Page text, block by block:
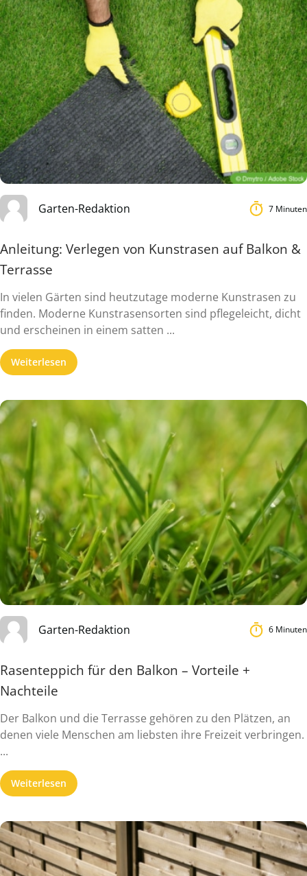
Garten-Redaktion 7 Minuten
Anleitung: Verlegen von Kunstrasen auf Balkon &
Terrasse
In vielen Gärten sind heutzutage moderne Kunstrasen zu
finden. Moderne Kunstrasensorten sind pflegeleicht, dicht
und erscheinen in einem satten ...
Weiterlesen
Garten-Redaktion 6 Minuten
Rasenteppich für den Balkon – Vorteile +
Nachteile
Der Balkon und die Terrasse gehören zu den Plätzen, an
denen viele Menschen am liebsten ihre Freizeit verbringen.
...
Weiterlesen